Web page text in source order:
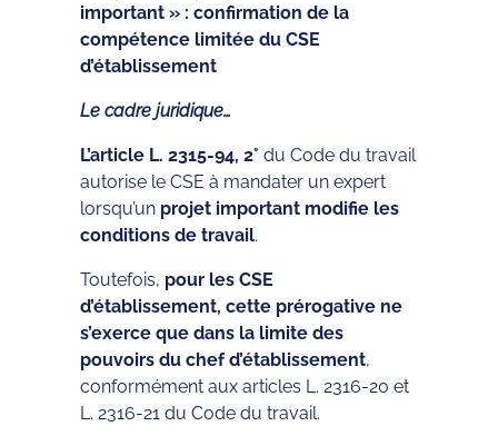
important » : confirmation de la
compétence limitée du CSE
d’établissement
Le cadre juridique…
L’article L. 2315-94, 2° du Code du travail
autorise le CSE à mandater un expert
lorsqu’un projet important modifie les
conditions de travail.
Toutefois, pour les CSE
d’établissement, cette prérogative ne
s’exerce que dans la limite des
pouvoirs du chef d’établissement,
conformément aux articles L. 2316-20 et
L. 2316-21 du Code du travail.